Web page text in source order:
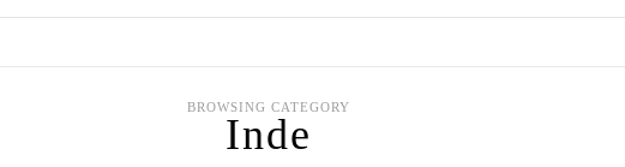
BROWSING CATEGORY
Inde